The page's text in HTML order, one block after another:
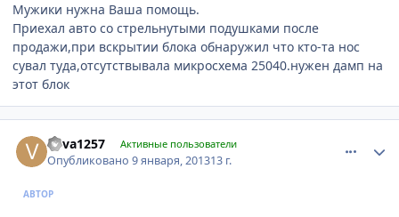
Мужики нужна Ваша помощь.
Приехал авто со стрельнутыми подушками после
продажи,при вскрытии блока обнаружил что кто-та нос
сувал туда,отсутствывала микросхема 25040.нужен дамп на
этот блок
vova1257 Активные пользователи
Опубликовано9 января, 201313 г.
АВТОР